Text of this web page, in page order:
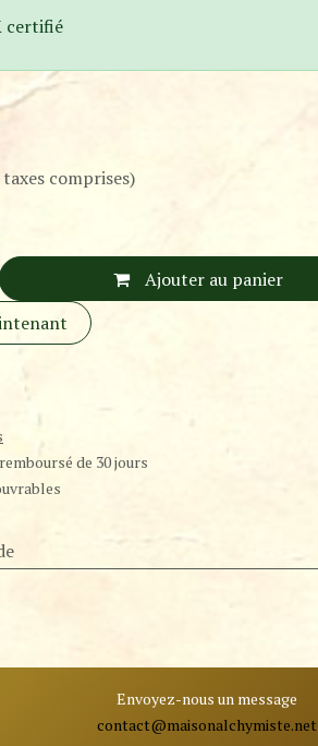
certifié
comprises)
Ajouter au panier
de 30 jours
Envoyez-nous un message
contact@maisonalchymiste.net